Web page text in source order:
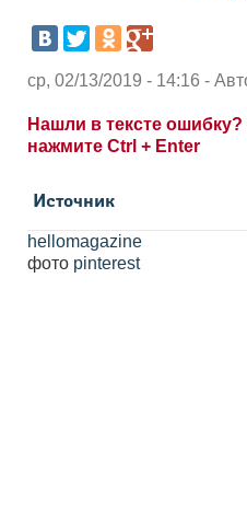
ср, 02/13/2019 - 14:16 -
Нашли в тексте
нажмите Ctrl + Enter
Источник
hellomagazine
фото pinterest